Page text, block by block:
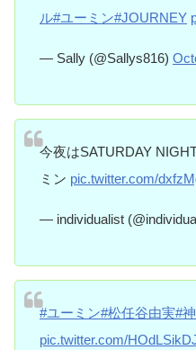
ル#ユーミン#JOURNEY
— Sally (@Sallys816)
今夜はSATURDAY
ミン pic.twitter.com/
— individualist
#ユーミン#松任谷由実#
pic.twitter.com/